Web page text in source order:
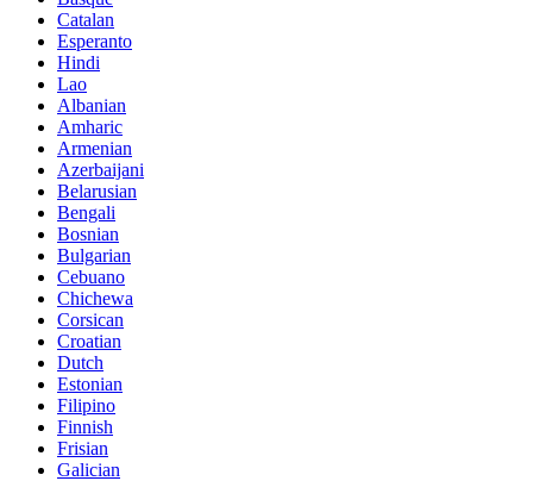
Catalan
Esperanto
Hindi
Lao
Albanian
Amharic
Armenian
Azerbaijani
Belarusian
Bengali
Bosnian
Bulgarian
Cebuano
Chichewa
Corsican
Croatian
Dutch
Estonian
Filipino
Finnish
Frisian
Galician